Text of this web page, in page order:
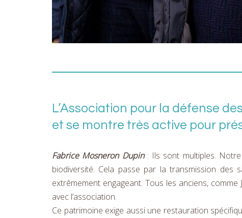
L’Association pour la défense
et se montre très active pour
Fabrice Mosneron Dupin: Ils sont multiples. Notre
biodiversité. Cela passe par la transmission des
extrêmement engageant. Tous les anciens,
avec l’association.
Ce patrimoine exige aussi une restauration